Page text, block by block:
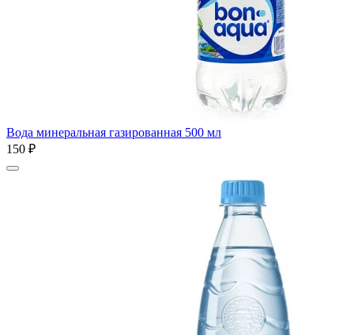
Вода минеральная газированная 500 мл
150 ₽